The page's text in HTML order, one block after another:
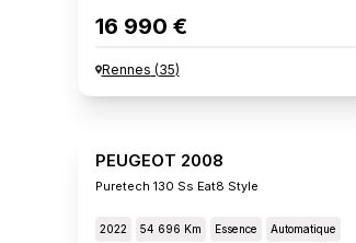
16 990 €
Rennes (35)
PEUGEOT 2008
Puretech 130 Ss Eat8 Style
2022 54 696 Km Essence Automatique